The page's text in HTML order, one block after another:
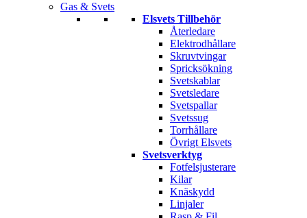
Gas & Svets
Elsvets Tillbehör
Återledare
Elektrodhållare
Skruvtvingar
Spricksökning
Svetskablar
Svetsledare
Svetspallar
Svetssug
Torrhållare
Övrigt Elsvets
Svetsverktyg
Fotfelsjusterare
Kilar
Knäskydd
Linjaler